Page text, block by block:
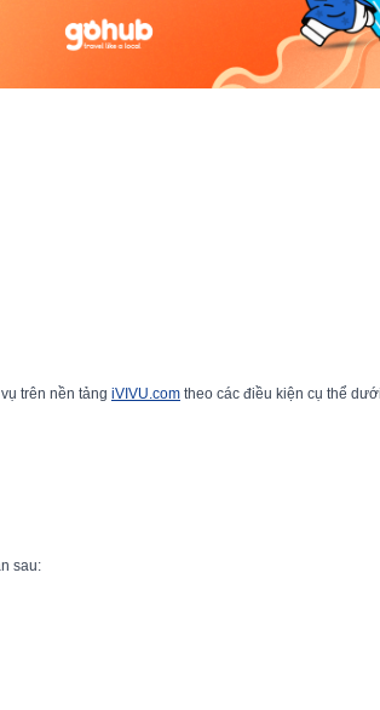
trên nền tảng iVIVU.com theo các điều kiện cụ thể
sau: